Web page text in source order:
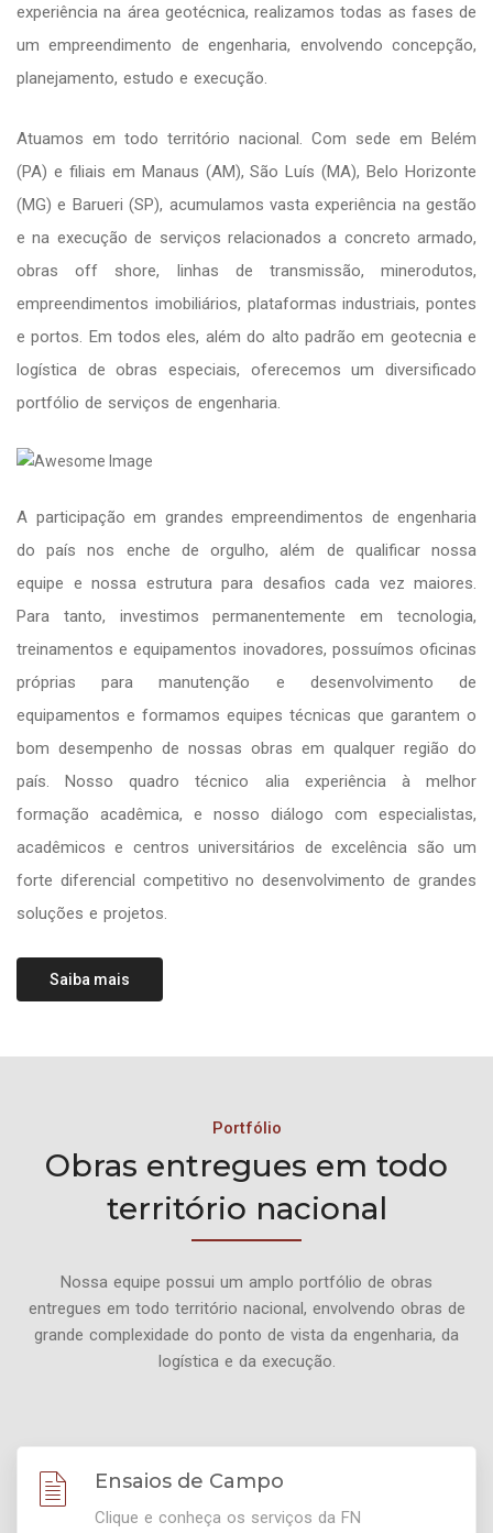
experiência na área geotécnica, realizamos todas as fases de
um empreendimento de engenharia, envolvendo concepção,
planejamento, estudo e execução.
Atuamos em todo território nacional. Com sede em Belém
(PA) e filiais em Manaus (AM), São Luís (MA), Belo Horizonte
(MG) e Barueri (SP), acumulamos vasta experiência na gestão
e na execução de serviços relacionados a concreto armado,
obras off shore, linhas de transmissão, minerodutos,
empreendimentos imobiliários, plataformas industriais, pontes
e portos. Em todos eles, além do alto padrão em geotecnia e
logística de obras especiais, oferecemos um diversificado
portfólio de serviços de engenharia.
A participação em grandes empreendimentos de engenharia
do país nos enche de orgulho, além de qualificar nossa
equipe e nossa estrutura para desafios cada vez maiores.
Para tanto, investimos permanentemente em tecnologia,
treinamentos e equipamentos inovadores, possuímos oficinas
próprias para manutenção e desenvolvimento de
equipamentos e formamos equipes técnicas que garantem o
bom desempenho de nossas obras em qualquer região do
país. Nosso quadro técnico alia experiência à melhor
formação acadêmica, e nosso diálogo com especialistas,
acadêmicos e centros universitários de excelência são um
forte diferencial competitivo no desenvolvimento de grandes
soluções e projetos.
Saiba mais
Portfólio
Obras entregues em todo
território nacional
Nossa equipe possui um amplo portfólio de obras
entregues em todo território nacional, envolvendo obras de
grande complexidade do ponto de vista da engenharia, da
logística e da execução.
Ensaios de Campo
Clique e conheça os serviços da FN